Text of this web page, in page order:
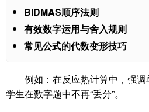
BIDMAS顺序法则
有效数字运用与舍入规则
常见公式的代数变形技巧
例如：在反应热计算中，强
学生在数字题中不再“丢分”。